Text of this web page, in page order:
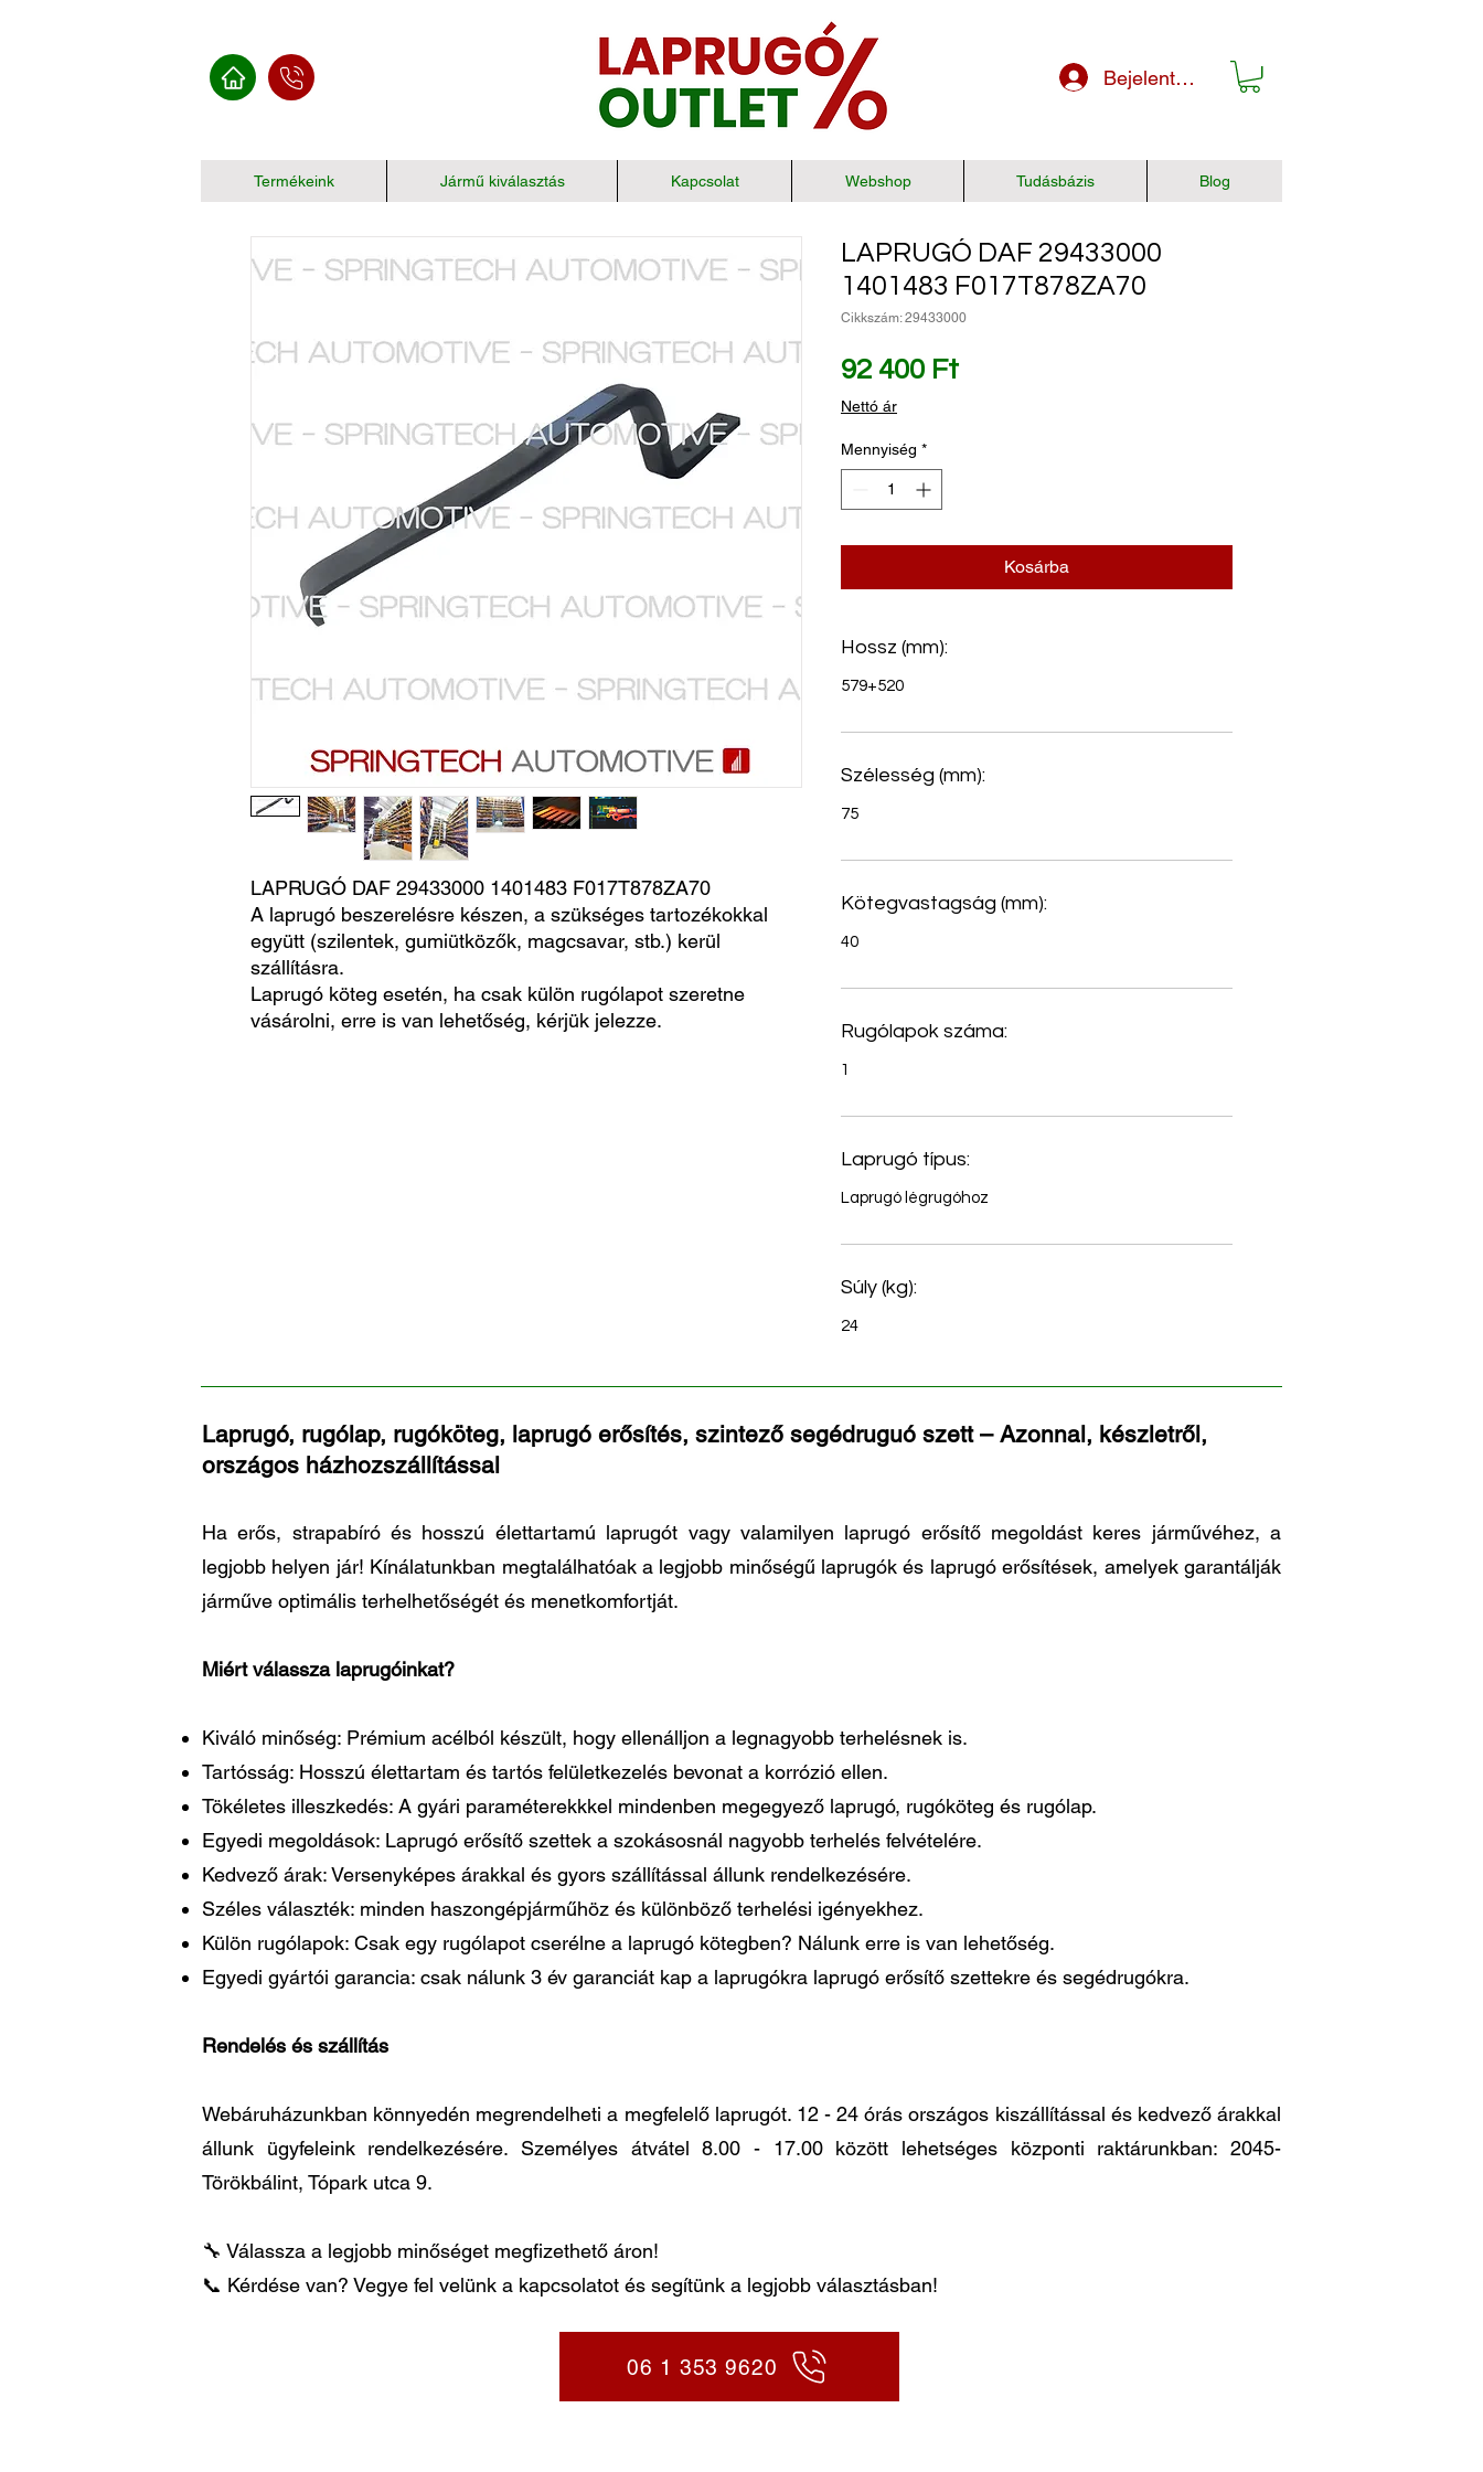
Bejelentkezés
Termékeink Jármű kiválasztás Kapcsolat Webshop Tudásbázis Blog
LAPRUGÓ DAF 29433000 1401483 F017T878ZA70
A laprugó beszerelésre készen, a szükséges tartozékokkal
együtt (szilentek, gumiütközők, magcsavar, stb.) kerül
szállításra.
Laprugó köteg esetén, ha csak külön rugólapot szeretne
vásárolni, erre is van lehetőség, kérjük jelezze.
LAPRUGÓ DAF 29433000
1401483 F017T878ZA70
Cikkszám: 29433000
92 400 FtÁr
Nettó ár
Mennyiség *
Kosárba
Hossz (mm):
579+520
Szélesség (mm):
75
Kötegvastagság (mm):
40
Rugólapok száma:
1
Laprugó típus:
Laprugó légrugóhoz
Súly (kg):
24
Laprugó, rugólap, rugóköteg, laprugó erősítés, szintező segédruguó szett – Azonnal, készletről,
országos házhozszállítással
Ha erős, strapabíró és hosszú élettartamú laprugót vagy valamilyen laprugó erősítő megoldást keres járművéhez, a
legjobb helyen jár! Kínálatunkban megtalálhatóak a legjobb minőségű laprugók és laprugó erősítések, amelyek garantálják
járműve optimális terhelhetőségét és menetkomfortját.
Miért válassza laprugóinkat?
Kiváló minőség: Prémium acélból készült, hogy ellenálljon a legnagyobb terhelésnek is.
Tartósság: Hosszú élettartam és tartós felületkezelés bevonat a korrózió ellen.
Tökéletes illeszkedés: A gyári paraméterekkkel mindenben megegyező laprugó, rugóköteg és rugólap.
Egyedi megoldások: Laprugó erősítő szettek a szokásosnál nagyobb terhelés felvételére.
Kedvező árak: Versenyképes árakkal és gyors szállítással állunk rendelkezésére.
Széles választék: minden haszongépjárműhöz és különböző terhelési igényekhez.
Külön rugólapok: Csak egy rugólapot cserélne a laprugó kötegben? Nálunk erre is van lehetőség.
Egyedi gyártói garancia: csak nálunk 3 év garanciát kap a laprugókra laprugó erősítő szettekre és segédrugókra.
Rendelés és szállítás
Webáruházunkban könnyedén megrendelheti a megfelelő laprugót. 12 - 24 órás országos kiszállítással és kedvező árakkal
állunk ügyfeleink rendelkezésére. Személyes átvátel 8.00 - 17.00 között lehetséges központi raktárunkban: 2045-
Törökbálint, Tópark utca 9.
🔧 Válassza a legjobb minőséget megfizethető áron!
📞 Kérdése van? Vegye fel velünk a kapcsolatot és segítünk a legjobb választásban!
06 1 353 9620